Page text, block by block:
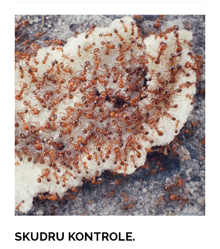
SKUDRU KONTROLE.